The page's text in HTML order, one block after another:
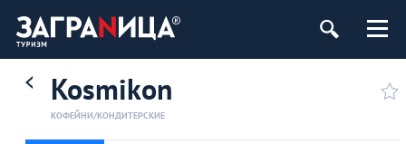
Kosmikon
КОФЕЙНИ/КОНДИТЕРСКИЕ